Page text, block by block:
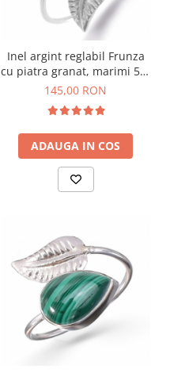
Inel argint reglabil Frunza
cu piatra granat, marimi 59-
66
145,00 RON
ADAUGA IN COS